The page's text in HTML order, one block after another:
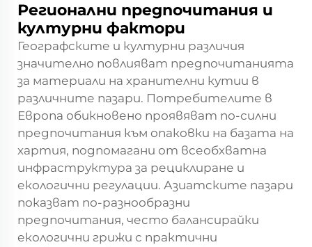
Регионални предпочитания и
културни фактори
Географските и културни различия
значително повлияват предпочитанията
за материали на хранителни кутии в
различните пазари. Потребителите в
Европа обикновено проявяват по-силни
предпочитания към опаковки на базата на
хартия, подпомагани от всеобхватна
инфраструктура за рециклиране и
екологични регулации. Азиатските пазари
показват по-разнообразни
предпочитания, често балансирайки
екологични грижи с практични